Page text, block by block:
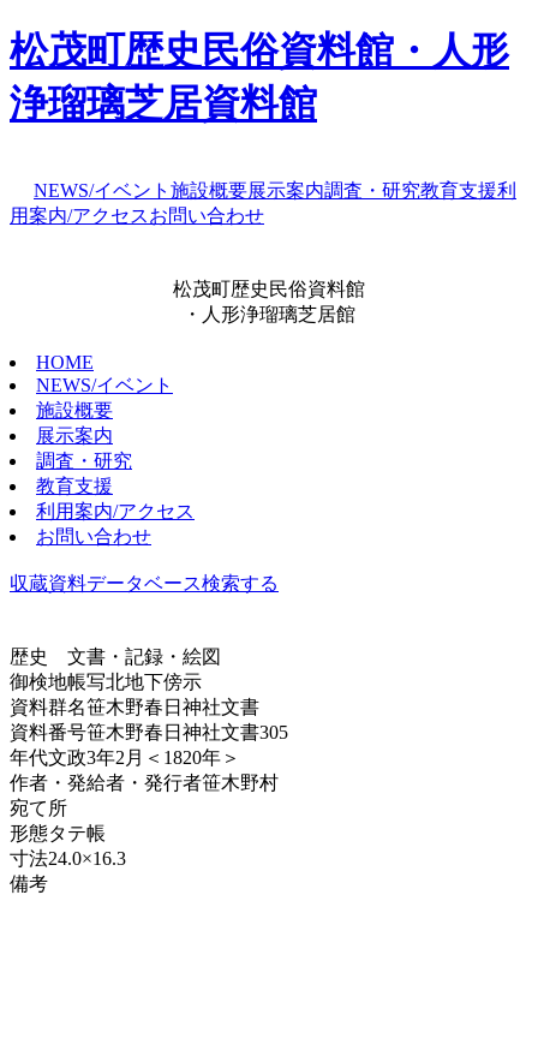
松茂町歴史民俗資料館・人形
浄瑠璃芝居資料館
NEWS/イベント 施設概要展示案内調査・研究教育支援利
用案内/アクセスお問い合わせ
松茂町歴史民俗資料館
・人形浄瑠璃芝居館
HOME
NEWS/イベント
施設概要
展示案内
調査・研究
教育支援
利用案内/アクセス
お問い合わせ
収蔵資料データベース検索する
歴史
文書・記録・絵図
御検地帳写北地下傍示
資料群名笹木野春日神社文書
資料番号笹木野春日神社文書305
年代文政3年2月＜1820年＞
作者・発給者・発行者笹木野村
宛て所
形態タテ帳
寸法24.0×16.3
備考